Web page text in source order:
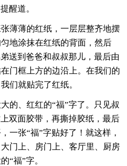
醒道。
薄薄的红纸，一层层整齐地摆
地涂抹在红纸的背面，然后
送到爸爸和叔叔那儿，最后由
门框上方的边沿上。在我们的
们就贴完了红纸。
的、红红的“福”字了。只见叔
双面胶带，再撕掉胶纸，最后
一张“福”字贴好了！就这样，
门上、房门上、客厅里、厨房
“福”字。